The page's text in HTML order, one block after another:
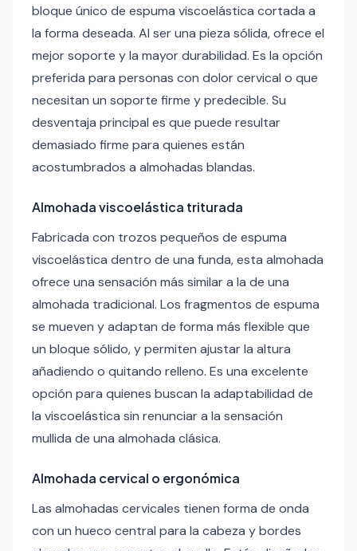
bloque único de espuma viscoelástica cortada a
la forma deseada. Al ser una pieza sólida, ofrece el
mejor soporte y la mayor durabilidad. Es la opción
preferida para personas con dolor cervical o que
necesitan un soporte firme y predecible. Su
desventaja principal es que puede resultar
demasiado firme para quienes están
acostumbrados a almohadas blandas.
Almohada viscoelástica triturada
Fabricada con trozos pequeños de espuma
viscoelástica dentro de una funda, esta almohada
ofrece una sensación más similar a la de una
almohada tradicional. Los fragmentos de espuma
se mueven y adaptan de forma más flexible que
un bloque sólido, y permiten ajustar la altura
añadiendo o quitando relleno. Es una excelente
opción para quienes buscan la adaptabilidad de
la viscoelástica sin renunciar a la sensación
mullida de una almohada clásica.
Almohada cervical o ergonómica
Las almohadas cervicales tienen forma de onda
con un hueco central para la cabeza y bordes